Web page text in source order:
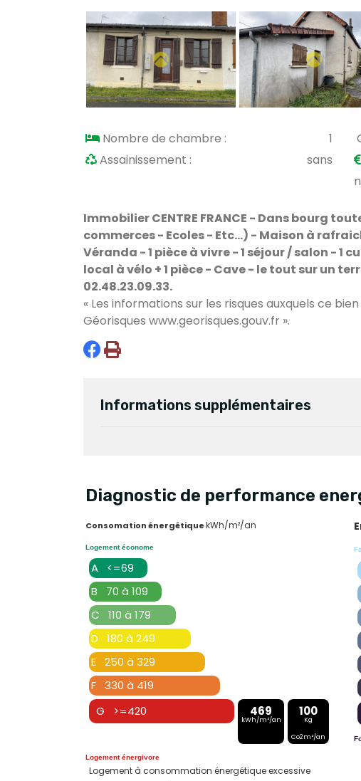
Nombre de chambre : 1
Assainissement :
sans
Immobilier CENTRE FRANCE - Dans bourg
commerces - Ecoles - Etc...) - Maison à
Véranda - 1 pièce à vivre - 1 séjour / salon - 1
local à vélo + 1 pièce - Cave - le tout sur un
02.48.23.09.33.
« Les informations sur les risques auxquels ce
Géorisques www.georisques.gouv.fr ».
Informations supplémentaires
Diagnostic de performance
Consomation énergétiquekWh/m²/an
Logement économe
A <=69
B 70 à 109
C 110 à 179
D 180 à 249
E 250 à 329
F 330 à 419
G >=420
469
kWh/m²/an
100
Kg
Co2m²/an
Logement énergivore
Logement à consommation énergétique excessive